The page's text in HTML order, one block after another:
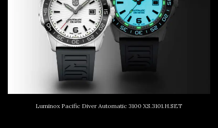
Luminox Pacific Diver Automatic 3100 XS.3101.H.SET